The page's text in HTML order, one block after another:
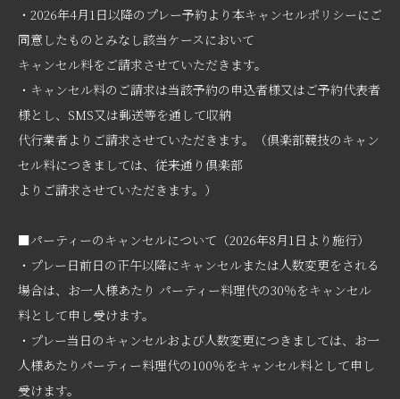
・2026年4月1日以降のプレー予約より本キャンセルポリシーにご
同意したものとみなし該当ケースにおいて
キャンセル料をご請求させていただきます。
・キャンセル料のご請求は当該予約の申込者様又はご予約代表者
様とし、SMS又は郵送等を通して収納
代行業者よりご請求させていただきます。（倶楽部競技のキャン
セル料につきましては、従来通り倶楽部
よりご請求させていただきます。）
■パーティーのキャンセルについて（2026年8月1日より施行）
・プレー日前日の正午以降にキャンセルまたは人数変更をされる
場合は、お一人様あたり パーティー料理代の30％をキャンセル
料として申し受けます。
・プレー当日のキャンセルおよび人数変更につきましては、お一
人様あたりパーティー料理代の100％をキャンセル料として申し
受けます。